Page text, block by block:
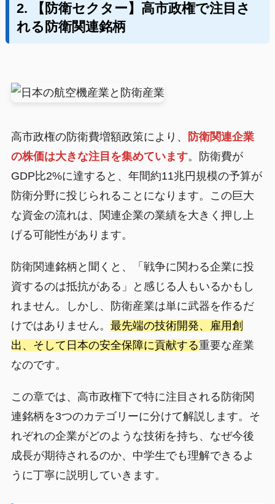
2. 【防衛セクター】高市政権で注目さ
れる防衛関連銘柄
高市政権の防衛費増額政策により、
防衛関連企業
の株価は大きな注目を集めています。防衛費が
GDP比2%に達すると、年間約11兆円規模の予算が
防衛分野に投じられることになります。この巨大
な資金の流れは、関連企業の業績を大きく押し上
げる可能性があります。
防衛関連銘柄と聞くと、「戦争に関わる企業に投
資するのは抵抗がある」と感じる人もいるかもし
れません。しかし、防衛産業は単に武器を作るだ
けではありません。 最先端の技術開発、雇用創
出、そして日本の安全保障に貢献する重要な産業
なのです。
この章では、高市政権下で特に注目される防衛関
連銘柄を3つのカテゴリーに分けて解説します。そ
れぞれの企業がどのような技術を持ち、なぜ今後
成長が期待されるのか、中学生でも理解できるよ
うに丁寧に説明していきます。